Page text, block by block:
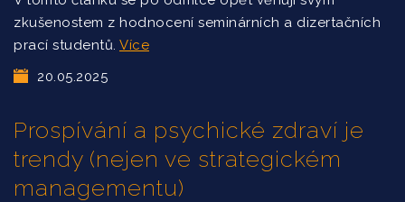
zkušenostem z hodnocení seminárních a dizertačních
prací studentů. Více
20.05.2025
Prospívání a psychické zdraví je
trendy (nejen ve strategickém
managementu)